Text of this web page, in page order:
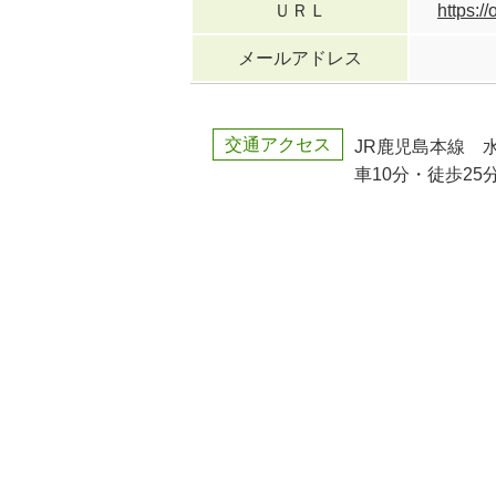
ＵＲＬ https://
メールアドレス
交通アクセス
JR鹿児島本線
車10分・徒歩25